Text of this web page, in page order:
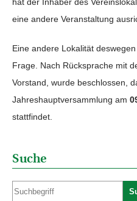
eine andere Veranstaltung
Eine andere Lokalität
Frage. Nach Rücksprache mit
Vorstand, wurde beschlossen,
Jahreshauptversammlung am
stattfindet.
Suche